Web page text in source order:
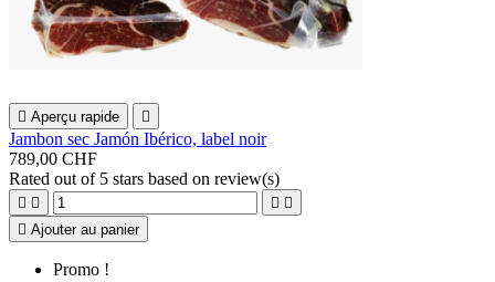
 Aperçu rapide 
Jambon sec Jamón Ibérico, label noir
789,00 CHF
Rated out of 5 stars based on review(s)
   
 Ajouter au panier
Promo !